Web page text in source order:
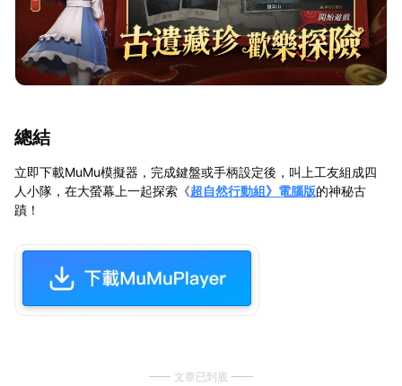
總結
立即下載MuMu模擬器，完成鍵盤或手柄設定後，叫上工友組成四
人小隊，在大螢幕上一起探索《超自然行動組》電腦版的神秘古
蹟！
文章已到底